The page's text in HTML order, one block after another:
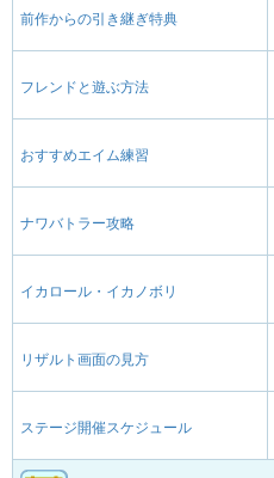
前作からの引き継ぎ特典
フレンドと遊ぶ方法
おすすめエイム練習
ナワバトラー攻略
イカロール・イカノボリ
リザルト画面の見方
ステージ開催スケジュール